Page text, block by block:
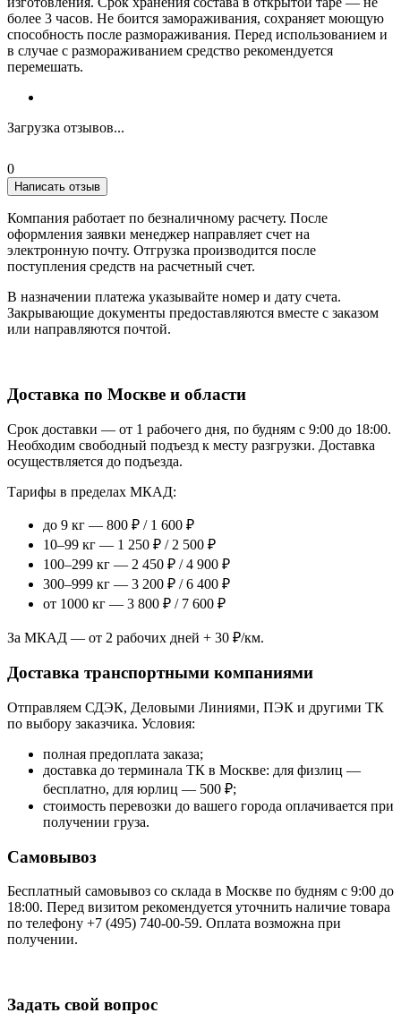
более 3 часов. Не боится замораживания, сохраняет моющую
способность после размораживания. Перед использованием и
в случае с размораживанием средство рекомендуется
перемешать.
Загрузка отзывов...
0
Написать отзыв
Компания работает по безналичному расчету. После
оформления заявки менеджер направляет счет на
электронную почту. Отгрузка производится после
поступления средств на расчетный счет.
В назначении платежа указывайте номер и дату счета.
Закрывающие документы предоставляются вместе с заказом
или направляются почтой.
Доставка по Москве и области
Срок доставки — от 1 рабочего дня, по будням с 9:00 до 18:00.
Необходим свободный подъезд к месту разгрузки. Доставка
осуществляется до подъезда.
Тарифы в пределах МКАД:
до 9 кг — 800 ₽ / 1 600 ₽
10–99 кг — 1 250 ₽ / 2 500 ₽
100–299 кг — 2 450 ₽ / 4 900 ₽
300–999 кг — 3 200 ₽ / 6 400 ₽
от 1000 кг — 3 800 ₽ / 7 600 ₽
За МКАД — от 2 рабочих дней + 30 ₽/км.
Доставка транспортными компаниями
Отправляем СДЭК, Деловыми Линиями, ПЭК и другими ТК
по выбору заказчика. Условия:
полная предоплата заказа;
доставка до терминала ТК в Москве: для физлиц —
бесплатно, для юрлиц — 500 ₽;
стоимость перевозки до вашего города оплачивается при
получении груза.
Самовывоз
Бесплатный самовывоз со склада в Москве по будням с 9:00 до
18:00. Перед визитом рекомендуется уточнить наличие товара
по телефону +7 (495) 740-00-59. Оплата возможна при
получении.
Задать свой вопрос